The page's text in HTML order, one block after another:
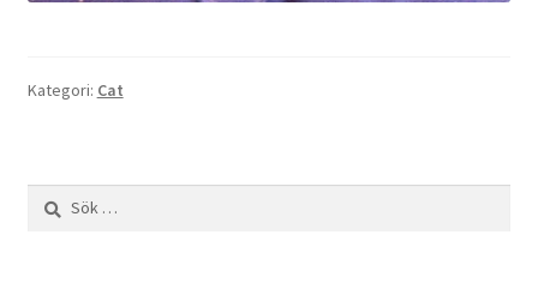
Kategori: Cat
efter: